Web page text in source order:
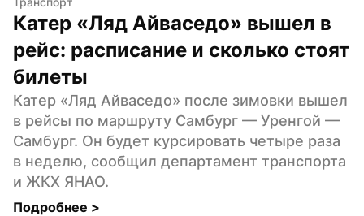
Катер «Ляд Айваседо» вышел в
рейс: расписание и сколько стоят
билеты
Катер «Ляд Айваседо» после зимовки вышел
в рейсы по маршруту Самбург — Уренгой —
Самбург. Он будет курсировать четыре раза
в неделю, сообщил департамент транспорта
и ЖКХ ЯНАО.
Подробнее >